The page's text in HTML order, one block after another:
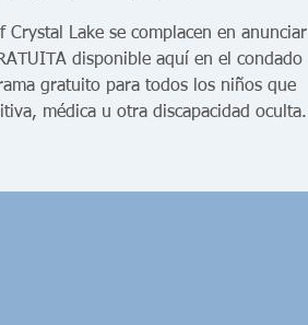
Lake se complacen en anunciar
disponible aquí en el condado
gratuito para todos los niños que
médica u otra discapacidad oculta.